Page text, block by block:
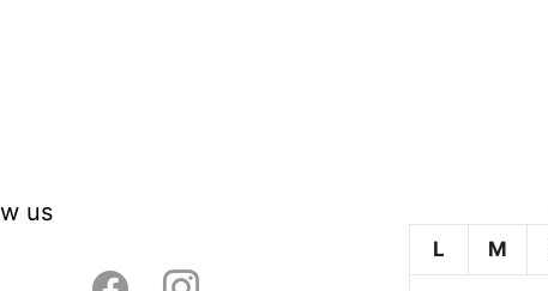
us
facebookinstagram
L
M